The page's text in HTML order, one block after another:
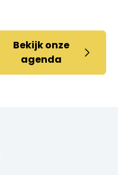
Bekijk onze
agenda